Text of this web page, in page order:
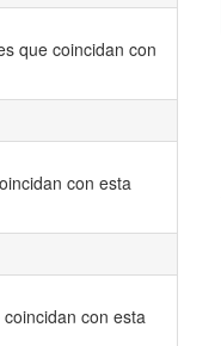
que coincidan con
con esta
con esta